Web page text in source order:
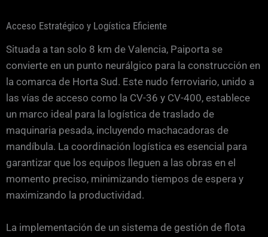
Acceso Estratégico y Logística Eficiente
Situada a tan solo 8 km de Valencia, Paiporta se
convierte en un punto neurálgico para la construcción en
la comarca de Horta Sud. Este nudo ferroviario, unido a
las vías de acceso como la CV-36 y CV-400, establece
un marco ideal para la logística de traslado de
maquinaria pesada, incluyendo machacadoras de
mandíbula. La coordinación logística es esencial para
garantizar que los equipos lleguen a las obras en el
momento preciso, minimizando tiempos de espera y
maximizando la productividad.
La implementación de un sistema de gestión de flota